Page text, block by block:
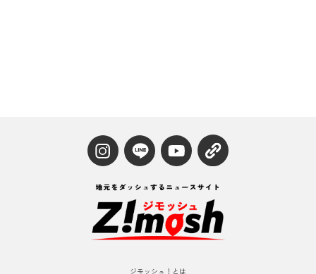
ジモッシュ！とは